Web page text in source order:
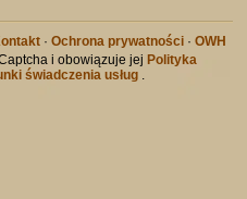
·Ochrona prywatności ·OWH
i obowiązuje jej Polityka
świadczenia usług.